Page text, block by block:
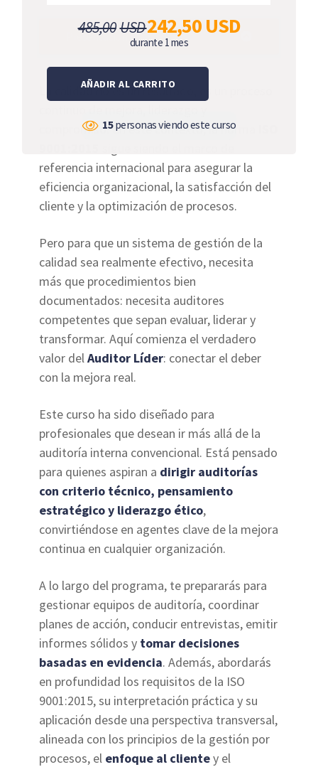
485,00USDEl
precio
original
era:
485,00USD.
242,50 USDEl
durante 1 mes
AÑADIR AL CARRITO
15personas viendo este curso
Presentación
La calidad no es un resultado, es un proceso
compromiso. En este contexto, la norma
referencia internacional para asegurar la
eficiencia organizacional, la satisfacción del
cliente y la optimización de procesos.
Pero para que un sistema de gestión de la
calidad sea realmente efectivo, necesita
más que procedimientos bien
documentados: necesita auditores
competentes que sepan evaluar, liderar y
transformar. Aquí comienza el verdadero
valor delAuditor Líder: conectar el deber
con la mejora real.
Este curso ha sido diseñado para
profesionales que desean ir más allá de la
auditoría interna convencional. Está pensado
para quienes aspiran a dirigir auditorías
con criterio técnico, pensamiento
estratégico y liderazgo ético,
convirtiéndose en agentes clave de la mejora
continua en cualquier organización.
A lo largo del programa, te prepararás para
gestionar equipos de auditoría, coordinar
planes de acción, conducir entrevistas, emitir
informes sólidos y tomar decisiones
basadas en evidencia. Además, abordarás
en profundidad los requisitos de la ISO
9001:2015, su interpretación práctica y su
aplicación desde una perspectiva transversal,
alineada con los principios de la gestión por
procesos, el enfoque al clientey el